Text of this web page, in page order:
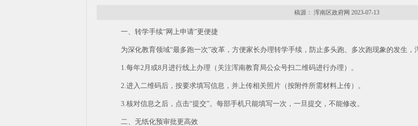
稿源： 浑南区政府网 2023-07-13
一、转学手续“网上申请”更便捷
为深化教育领域“最多跑一次”改革，方便家长办理转学手续，防止多头跑、多次跑现象的发生，
1.每年2月或8月进行线上办理（关注浑南教育局公众号扫二维码进行办理）。
2.进入二维码后，按要求填写信息，并上传相关照片（按附件所需材料上传）。
3.核对信息之后，点击“提交”。每部手机只能填写一次，一旦提交，不能修改。
二、无纸化预审批更高效